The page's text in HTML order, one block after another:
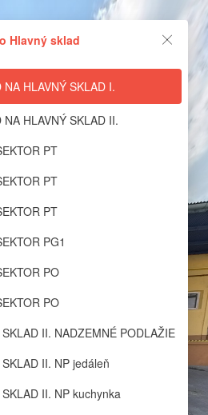
Hlavný sklad
NA HLAVNÝ SKLAD I.
NA HLAVNÝ SKLAD II.
PT
PT
PT
PG1
PO
PO
SKLAD II. NADZEMNÉ PODLAŽIE
SKLAD II. NP jedáleň
SKLAD II. NP kuchynka
- Simple yet
Tour editor
support self-hosting on your own